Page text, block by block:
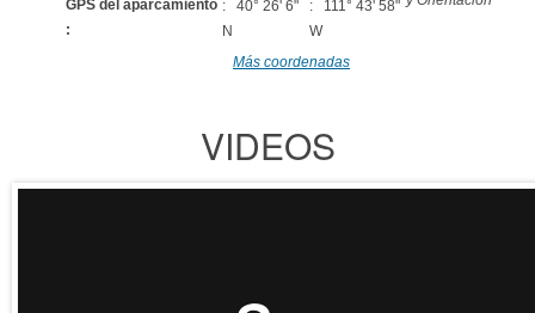
GPS del aparcamiento
:
: 40° 26' 6"
N
: 111° 43' 58"
W
Más coordenadas
VIDEOS